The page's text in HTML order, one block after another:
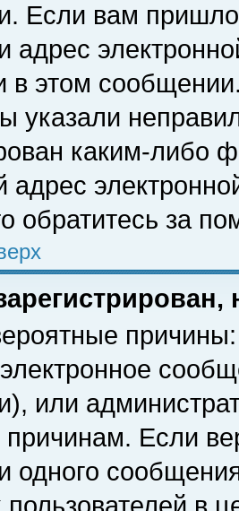
Если вам
адрес
в этом
указали
каким-либо
адрес
обратитесь за
или
Если
одного